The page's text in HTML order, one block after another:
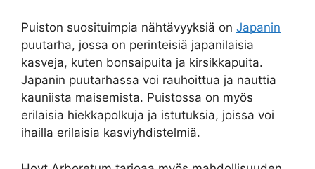
Puiston suosituimpia nähtävyyksiä on Japanin
puutarha, jossa on perinteisiä japanilaisia
kasveja, kuten bonsaipuita ja kirsikkapuita.
Japanin puutarhassa voi rauhoittua ja nauttia
kauniista maisemista. Puistossa on myös
erilaisia hiekkapolkuja ja istutuksia, joissa voi
ihailla erilaisia kasviyhdistelmiä.